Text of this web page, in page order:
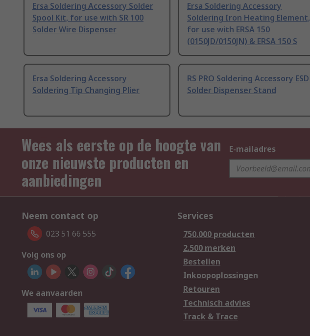
Ersa Soldering Accessory Solder
Spool Kit, for use with SR 100
Solder Wire Dispenser
Ersa Soldering Accessory
Soldering Iron Heating Element,
for use with ERSA 150
(0150JD/0150JN) & ERSA 150 S
Ersa Soldering Accessory
Soldering Tip Changing Plier
RS PRO Soldering Accessory ESD
Solder Dispenser Stand
Wees als eerste op de hoogte van
onze nieuwste producten en
aanbiedingen
E-mailadres
Neem contact op
023 51 66 555
Volg ons op
We aanvaarden
Services
750.000 producten
2.500 merken
Bestellen
Inkoopoplossingen
Retouren
Technisch advies
Track & Trace